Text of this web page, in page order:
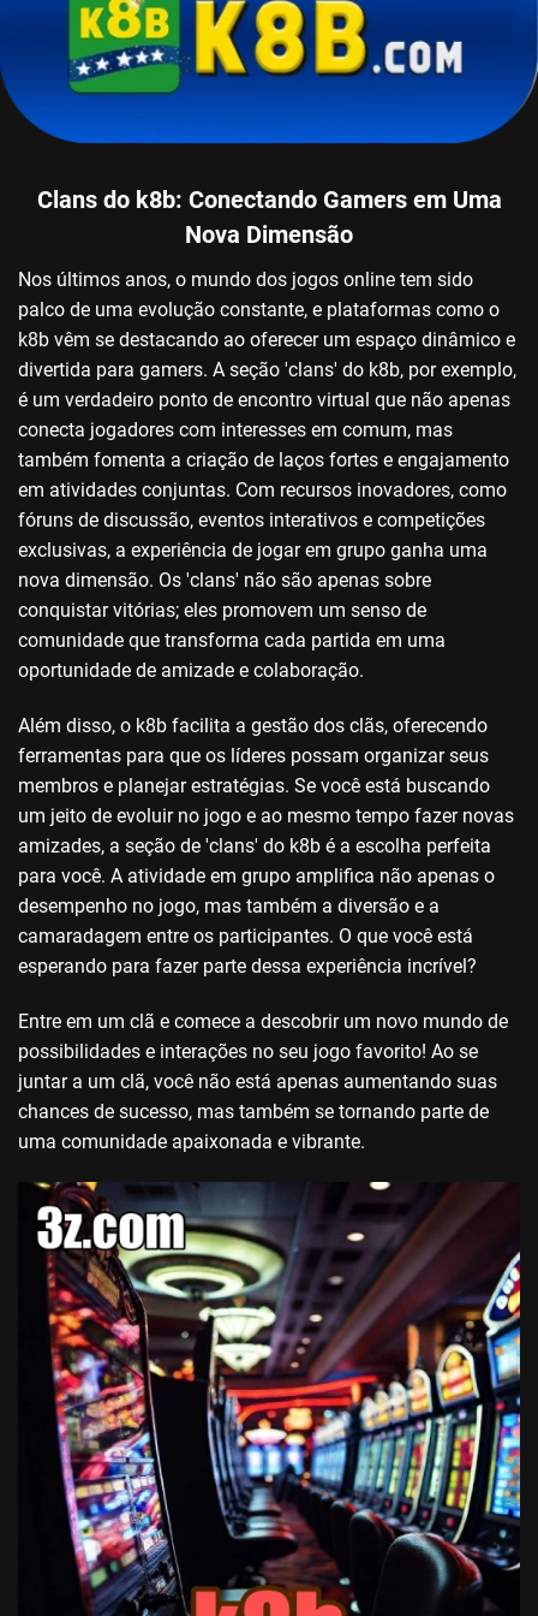
Clans do k8b: Conectando Gamers em Uma
Nova Dimensão
Nos últimos anos, o mundo dos jogos online tem sido
palco de uma evolução constante, e plataformas como o
k8b vêm se destacando ao oferecer um espaço dinâmico e
divertida para gamers. A seção 'clans' do k8b, por exemplo,
é um verdadeiro ponto de encontro virtual que não apenas
conecta jogadores com interesses em comum, mas
também fomenta a criação de laços fortes e engajamento
em atividades conjuntas. Com recursos inovadores, como
fóruns de discussão, eventos interativos e competições
exclusivas, a experiência de jogar em grupo ganha uma
nova dimensão. Os 'clans' não são apenas sobre
conquistar vitórias; eles promovem um senso de
comunidade que transforma cada partida em uma
oportunidade de amizade e colaboração.
Além disso, o k8b facilita a gestão dos clãs, oferecendo
ferramentas para que os líderes possam organizar seus
membros e planejar estratégias. Se você está buscando
um jeito de evoluir no jogo e ao mesmo tempo fazer novas
amizades, a seção de 'clans' do k8b é a escolha perfeita
para você. A atividade em grupo amplifica não apenas o
desempenho no jogo, mas também a diversão e a
camaradagem entre os participantes. O que você está
esperando para fazer parte dessa experiência incrível?
Entre em um clã e comece a descobrir um novo mundo de
possibilidades e interações no seu jogo favorito! Ao se
juntar a um clã, você não está apenas aumentando suas
chances de sucesso, mas também se tornando parte de
uma comunidade apaixonada e vibrante.